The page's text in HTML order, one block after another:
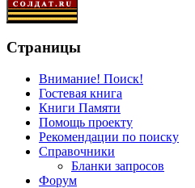
Страницы
Внимание! Поиск!
Гостевая книга
Книги Памяти
Помощь проекту
Рекомендации по поиску
Справочники
Бланки запросов
Форум